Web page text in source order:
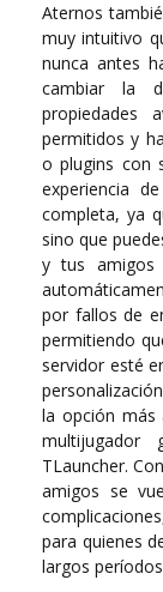
Aternos
muy intuitivo
nunca antes
cambiar la
propiedades
permitidos y
o plugins con
experiencia
completa, ya
sino que
y tus amigos
por fallos de
permitiendo
servidor esté
la opción más
multijugador
TLauncher.
amigos se
para quienes
largos